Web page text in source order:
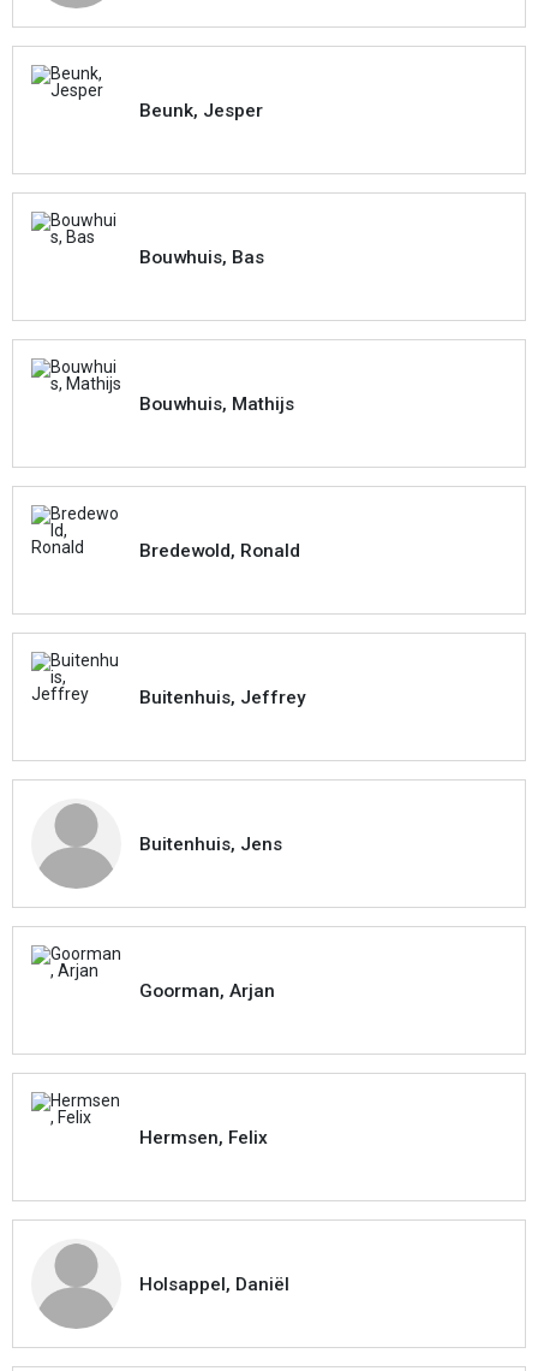
Beunk, Jesper
Bouwhuis, Bas
Bouwhuis, Mathijs
Bredewold, Ronald
Buitenhuis, Jeffrey
Buitenhuis, Jens
Goorman, Arjan
Hermsen, Felix
Holsappel, Daniël